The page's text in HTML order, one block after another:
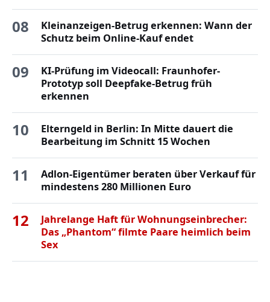
08
Kleinanzeigen-Betrug erkennen: Wann der
Schutz beim Online-Kauf endet
09
KI-Prüfung im Videocall: Fraunhofer-
Prototyp soll Deepfake-Betrug früh
erkennen
10
Elterngeld in Berlin: In Mitte dauert die
Bearbeitung im Schnitt 15 Wochen
11
Adlon-Eigentümer beraten über Verkauf für
mindestens 280 Millionen Euro
12
Jahrelange Haft für Wohnungseinbrecher:
Das „Phantom“ filmte Paare heimlich beim
Sex